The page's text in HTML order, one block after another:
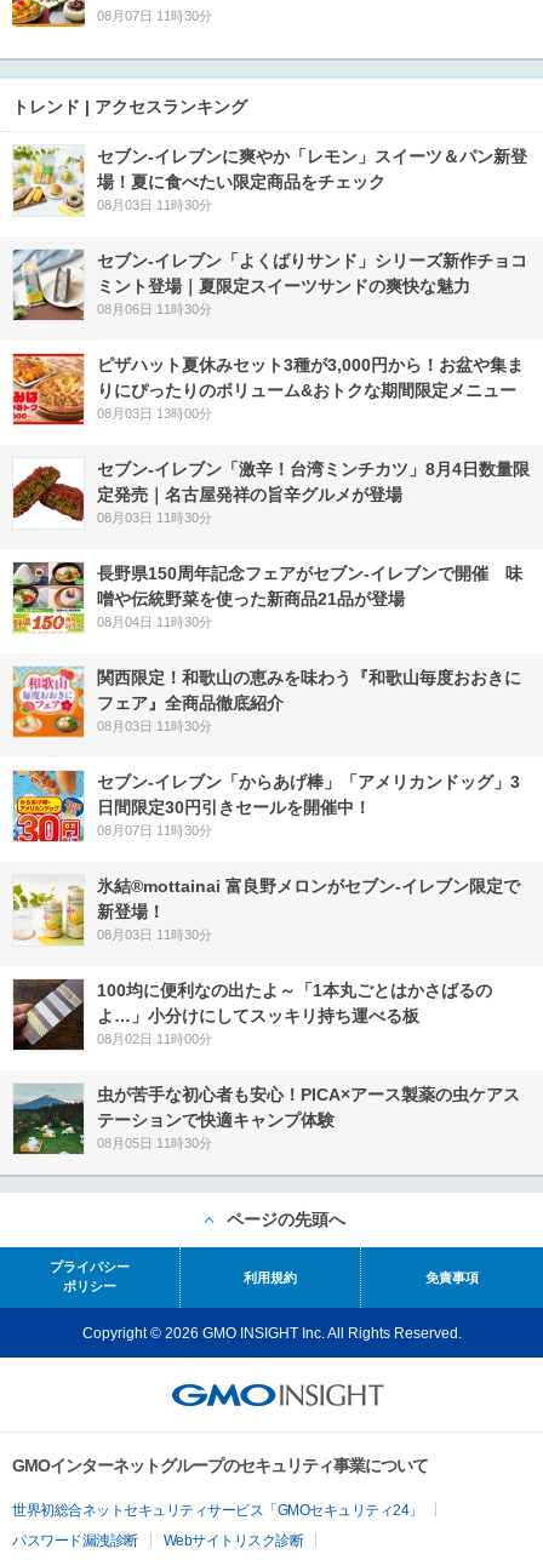
08月07日 11時30分
トレンド | アクセスランキング
セブン‐イレブンに爽やか「レモン」スイーツ＆パン新登
場！夏に食べたい限定商品をチェック
08月03日 11時30分
セブン‐イレブン「よくばりサンド」シリーズ新作チョコ
ミント登場｜夏限定スイーツサンドの爽快な魅力
08月06日 11時30分
ピザハット夏休みセット3種が3,000円から！お盆や集ま
りにぴったりのボリューム&おトクな期間限定メニュー
08月03日 13時00分
セブン-イレブン「激辛！台湾ミンチカツ」8月4日数量限
定発売｜名古屋発祥の旨辛グルメが登場
08月03日 11時30分
長野県150周年記念フェアがセブン-イレブンで開催 味
噌や伝統野菜を使った新商品21品が登場
08月04日 11時30分
関西限定！和歌山の恵みを味わう『和歌山毎度おおきに
フェア』全商品徹底紹介
08月03日 11時30分
セブン‐イレブン「からあげ棒」「アメリカンドッグ」3
日間限定30円引きセールを開催中！
08月07日 11時30分
氷結®mottainai 富良野メロンがセブン‐イレブン限定で
新登場！
08月03日 11時30分
100均に便利なの出たよ～「1本丸ごとはかさばるの
よ…」小分けにしてスッキリ持ち運べる板
08月02日 11時00分
虫が苦手な初心者も安心！PICA×アース製薬の虫ケアス
テーションで快適キャンプ体験
08月05日 11時30分
ページの先頭へ
プライバシー
ポリシー
利用規約 免責事項
Copyright © 2026 GMO INSIGHT Inc. All Rights Reserved.
GMOインターネットグループのセキュリティ事業について
世界初総合ネットセキュリティサービス「GMOセキュリティ24」
パスワード漏洩診断
Webサイトリスク診断